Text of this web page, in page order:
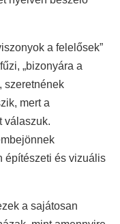
a felelősek”
„bizonyára a
szeretnének
mert a
válaszuk.
építészeti és vizuális
a sajátosan